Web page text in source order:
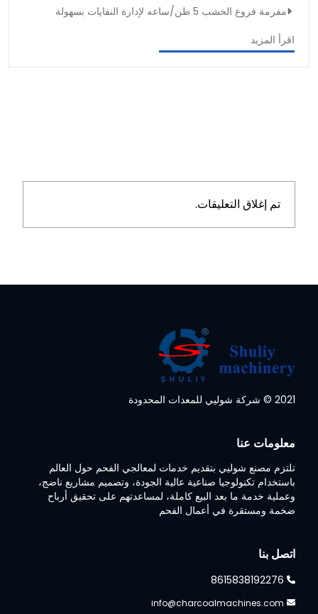
مفرمة فروع الخشب 5 طن/ساعه لإدارة النفايات بسهولة
اقرأ المزيد
تم إغلاق التعليقات.
2021 © شركة شوليي للمعدات المحدودة
معلومات عنا
تلتزم مصنع شوليي بتقديم خدمات لمعالجي الفحم حول العالم
باستخدام تكنولوجيا صناعية عالية الجودة، وتصميم مشاريع ناضج،
وعملية خدمة ما بعد البيع كاملة، لمساعدتهم على تحقيق أرباح
ضخمة ومستقرة في أعمال الفحم
اتصل بنا
8615838192276
info@charcoalmachines.com
Whatsapp
Email
Wechat
Chat